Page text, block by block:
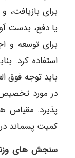
برای
یا دفع، بدست
برای توسعه و
استفاده کرد.
باید توجه فوق
در مورد
پذیرد. مقیاس
کمیت پسماند
سنجش های